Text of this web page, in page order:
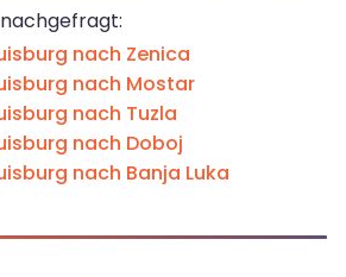
nach Zenica
nach Mostar
nach Tuzla
nach Doboj
nach Banja Luka